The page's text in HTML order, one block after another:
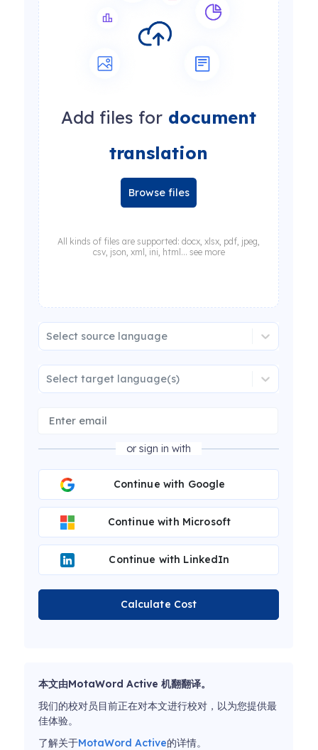
Add files for document
translation
Browse files
All kinds of files are supported: docx, xlsx, pdf, jpeg,
csv, json, xml, ini, html... see more
Select source language
Select target language(s)
or sign in with
Continue with Google
Continue with Microsoft
Continue with LinkedIn
Calculate Cost
本文由MotaWord Active 机翻翻译。
我们的校对员目前正在对本文进行校对，以为您提供最
佳体验。
了解关于MotaWord Active的详情。